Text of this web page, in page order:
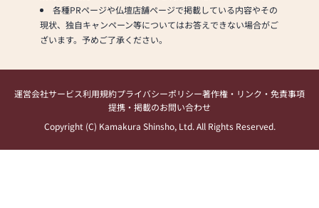
各種PRページや仏壇店舗ページで掲載している内容やその
現状、独自キャンペーン等についてはお答えできない場合がご
ざいます。予めご了承ください。
運営会社サービス利用規約プライバシーポリシー著作権・リンク・免責事項
提携・掲載のお問い合わせ
Copyright (C) Kamakura Shinsho, Ltd. All Rights Reserved.